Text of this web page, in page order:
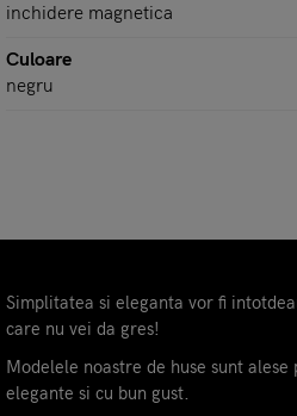
inchidere magnetica
Culoare
negru
Simplitatea si eleganta vor fi
care nu vei da gres!
Modelele noastre de huse sunt
elegante si cu bun gust.